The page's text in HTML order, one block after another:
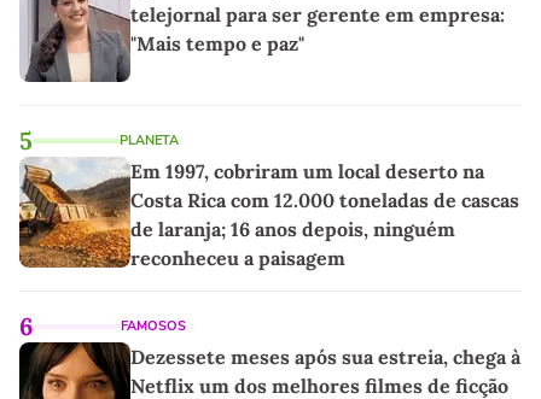
telejornal para ser gerente em empresa:
"Mais tempo e paz"
5 PLANETA
Em 1997, cobriram um local deserto na
Costa Rica com 12.000 toneladas de cascas
de laranja; 16 anos depois, ninguém
reconheceu a paisagem
6 FAMOSOS
Dezessete meses após sua estreia, chega à
Netflix um dos melhores filmes de ficção